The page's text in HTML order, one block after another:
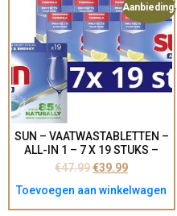
Aanbieding!
SUN – VAATWASTABLETTEN –
ALL-IN 1 – 7 X 19 STUKS –
VOORDEELVERPAKKING
€47.99 €39.99
Toevoegen aan winkelwagen